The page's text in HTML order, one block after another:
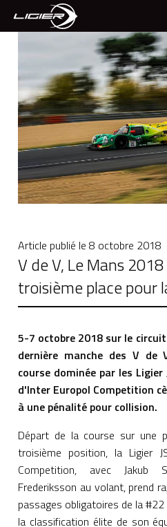
Article publié le 8 octobre 2018
V de V, Le Mans
troisième place pour
5-7 octobre 2018 sur le
dernière manche des V de
course dominée par les Ligier
d'Inter Europol Competition
à une pénalité pour collision.
Départ de la course sur une
troisième position, la Ligier
Competition, avec Jakub
Frederiksson au volant, prend
passages obligatoires de la
la classification élite de son